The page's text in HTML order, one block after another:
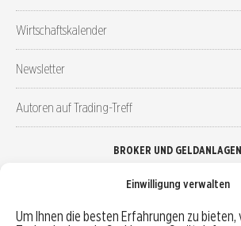
Einwilligung verwalten
Um Ihnen die besten Erfahrungen zu
Wirtschaftskalender
Newsletter
Autoren auf Trading-Treff
BROKER UND GELDANLAGEN